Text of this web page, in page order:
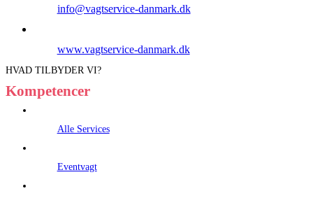
info@vagtservice-danmark.dk
www.vagtservice-danmark.dk
HVAD TILBYDER VI?
Kompetencer
Alle Services
Eventvagt